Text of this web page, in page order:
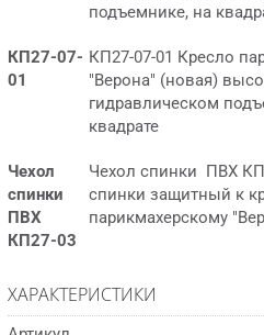
подъемнике, на
КП27-07-
01
КП27-07-01 Кресло
"Верона" (новая)
гидравлическом
квадрате
Чехол
спинки
ПВХ
КП27-03
Чехол спинки ПВХ
спинки защитный к
парикмахерскому
ХАРАКТЕРИСТИКИ